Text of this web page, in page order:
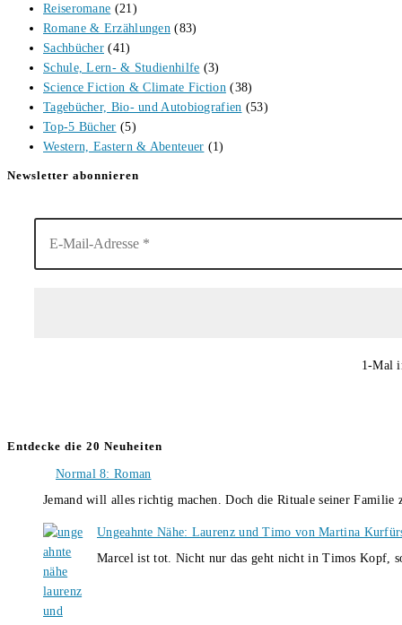
Reiseromane (21)
Romane & Erzählungen (83)
Sachbücher (41)
Schule, Lern- & Studienhilfe (3)
Science Fiction & Climate Fiction (38)
Tagebücher, Bio- und Autobiografien (53)
Top-5 Bücher (5)
Western, Eastern & Abenteuer (1)
Newsletter abonnieren
1-Mal
Entdecke die 20 Neuheiten
Normal 8: Roman
Jemand will alles richtig machen. Doch die Rituale seiner
Ungeahnte Nähe: Laurenz und Timo von Martina
Marcel ist tot. Nicht nur das geht nicht in Timos Kopf,